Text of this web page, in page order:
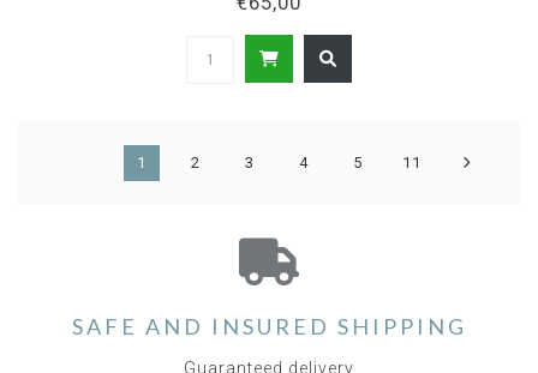
1 2 3 4 5 11
SAFE AND INSURED SHIPPING
Guaranteed delivery